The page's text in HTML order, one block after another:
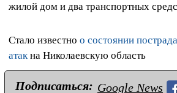
жилой дом и два транспортных
Стало известно о состоянии
атакна Николаевскую область
Подписаться: Google News